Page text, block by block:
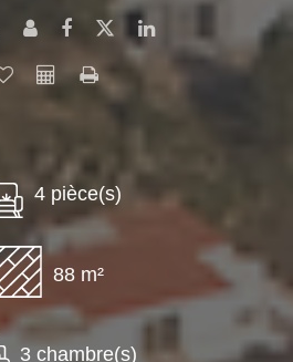
4 pièce(s)
88 m²
3 chambre(s)